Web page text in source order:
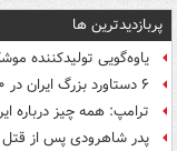
پربازدیدترین ها
یاوه‌گویی تولیدکننده
۶ دستاورد بزرگ ایران در ۱۶۰ روز رهبری رهبر انقلاب
ترامپ: همه چیز درباره
پدر شاهرودی پس از